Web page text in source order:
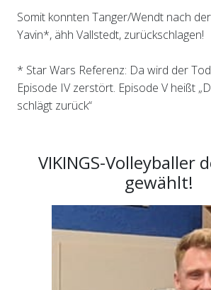
Somit konnten Tanger/Wendt nach
Yavin*, ähh Vallstedt, zurückschlagen!
* Star Wars Referenz: Da wird der
Episode IV zerstört. Episode V heißt
schlägt zurück“
VIKINGS-Volleyballer
gewählt!